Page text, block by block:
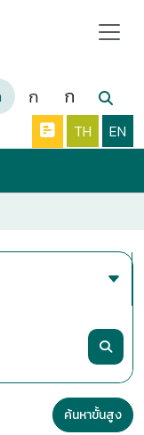
ก ก
TH EN
ค้นหาขั้นสูง